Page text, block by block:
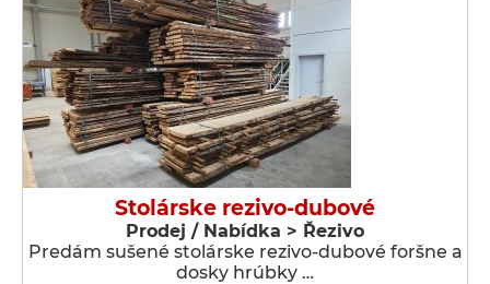
Stolárske rezivo-dubové
Prodej / Nabídka > Řezivo
Predám sušené stolárske rezivo-dubové foršne a
dosky hrúbky …